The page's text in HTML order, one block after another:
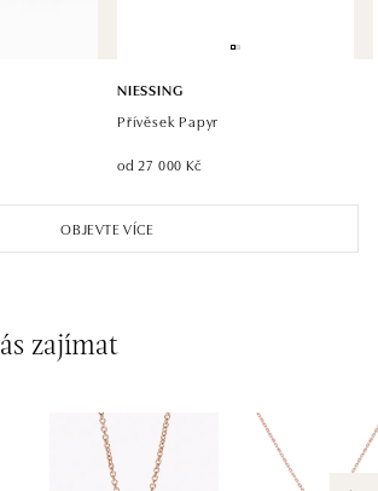
OBJEVTE VÍCE
NIESSING
Přívěsek Papyr
od 27 000 Kč
zajímat